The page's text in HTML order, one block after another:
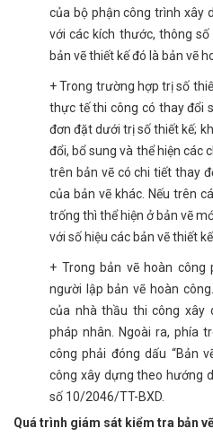
của bộ phận công trình xây
với các kích thước, thông
bản vẽ thiết kế đó là bản vẽ
+ Trong trường hợp trị số
thực tế thi công có thay đổi
đơn đặt dưới trị số thiết kế;
đổi, bổ sung và thể hiện các
trên bản vẽ có chi tiết thay
của bản vẽ khác. Nếu trên
trống thì thể hiện ở bản vẽ
với số hiệu các bản vẽ thiết
+ Trong bản vẽ hoàn
người lập bản vẽ hoàn
của nhà thầu thi công xây
pháp nhân. Ngoài ra, phía
công phải đóng dấu “Bản
công xây dựng theo hướng
số 10/2046/TT-BXD.
Quá trình giám sát kiểm tra bản